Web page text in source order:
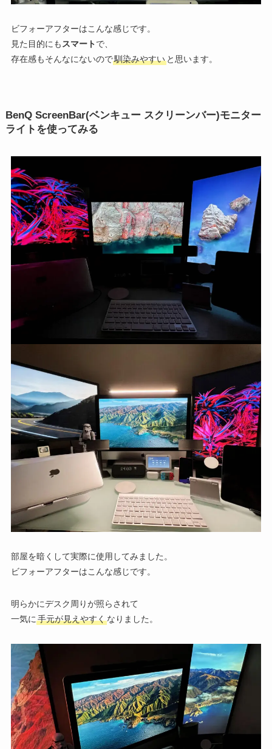
ビフォーアフターはこんな感じです。
見た目的にもスマートで、
存在感もそんなにないので馴染みやすいと思います。
BenQ ScreenBar(ベンキュー スクリーンバー)モニター
ライトを使ってみる
部屋を暗くして実際に使用してみました。
ビフォーアフターはこんな感じです。
明らかにデスク周りが照らされて
一気に手元が見えやすくなりました。